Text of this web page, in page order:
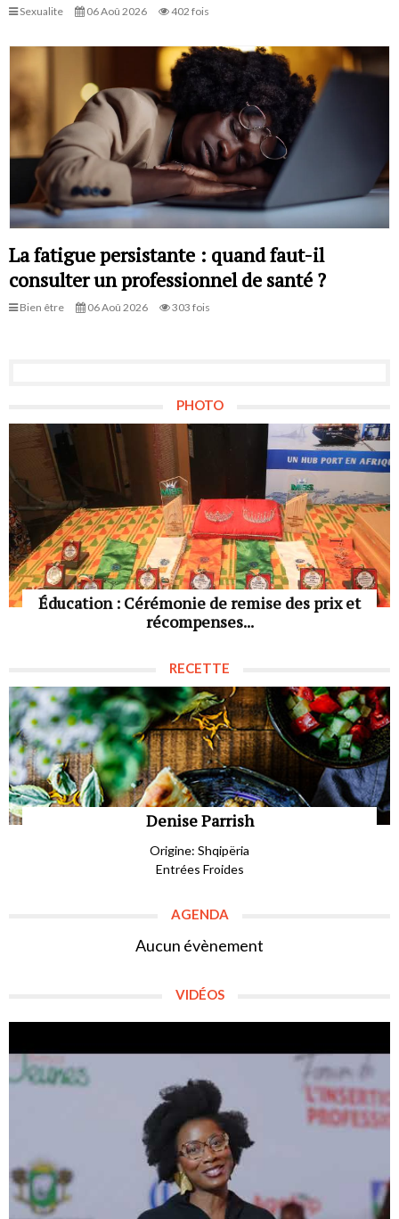
Sexualite 06 Aoû 2026 402 fois
La fatigue persistante : quand faut-il
consulter un professionnel de santé ?
Bien être 06 Aoû 2026 303 fois
PHOTO
Éducation : Cérémonie de remise des prix et
récompenses...
RECETTE
Denise Parrish
Origine: Shqipëria
Entrées Froides
AGENDA
Aucun évènement
VIDÉOS